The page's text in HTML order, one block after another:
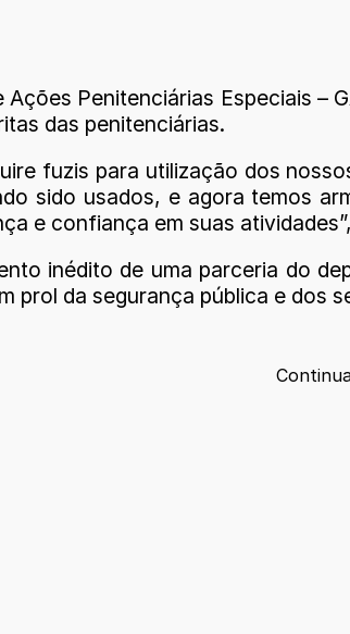
Penitenciárias Especiais –
das penitenciárias.
fuzis para utilização dos
sido usados, e agora temos
e confiança em suas
inédito de uma parceria do
prol da segurança pública e dos